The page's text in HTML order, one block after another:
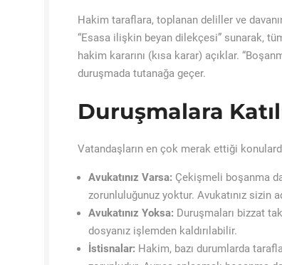
Hakim taraflara, toplanan deliller ve
“Esasa ilişkin beyan dilekçesi” sunarak,
hakim kararını (kısa karar) açıklar.
duruşmada tutanağa geçer.
Duruşmalara
Vatandaşların en çok merak ettiği
Avukatınız Varsa: Çekişmeli boşanma
zorunluluğunuz yoktur. Avukatınız sizin
Avukatınız Yoksa: Duruşmaları bizzat
dosyanız işlemden kaldırılabilir.
İstisnalar: Hakim, bazı durumlarda